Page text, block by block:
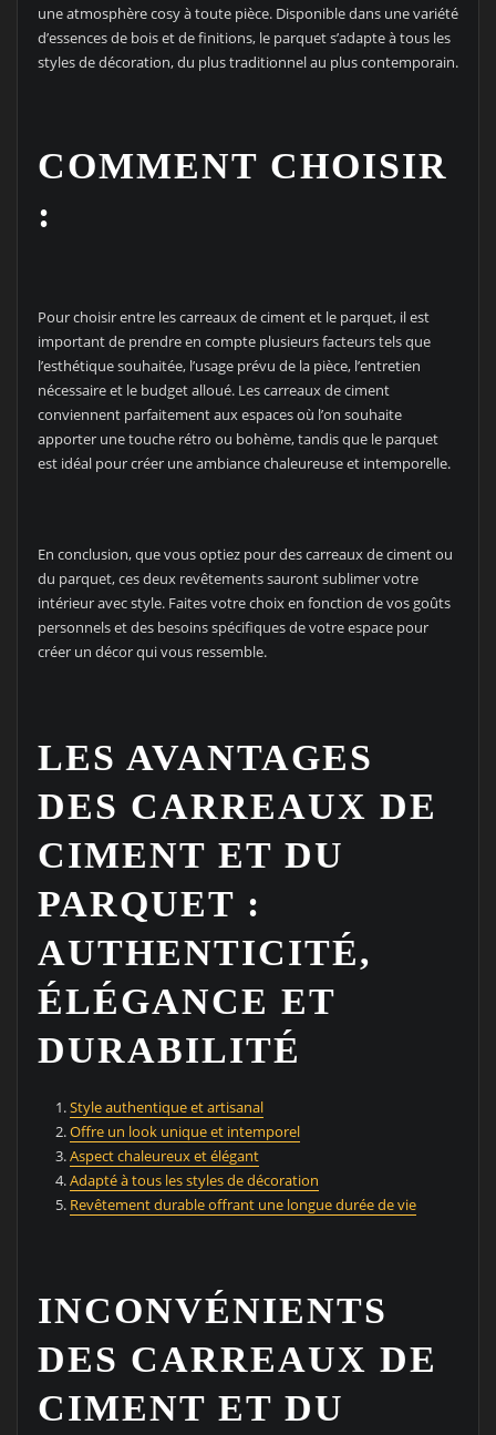
une atmosphère cosy à toute pièce. Disponible dans une variété
d’essences de bois et de finitions, le parquet s’adapte à tous les
styles de décoration, du plus traditionnel au plus contemporain.
COMMENT CHOISIR
:
Pour choisir entre les carreaux de ciment et le parquet, il est
important de prendre en compte plusieurs facteurs tels que
l’esthétique souhaitée, l’usage prévu de la pièce, l’entretien
nécessaire et le budget alloué. Les carreaux de ciment
conviennent parfaitement aux espaces où l’on souhaite
apporter une touche rétro ou bohème, tandis que le parquet
est idéal pour créer une ambiance chaleureuse et intemporelle.
En conclusion, que vous optiez pour des carreaux de ciment ou
du parquet, ces deux revêtements sauront sublimer votre
intérieur avec style. Faites votre choix en fonction de vos goûts
personnels et des besoins spécifiques de votre espace pour
créer un décor qui vous ressemble.
LES AVANTAGES
DES CARREAUX DE
CIMENT ET DU
PARQUET :
AUTHENTICITÉ,
ÉLÉGANCE ET
DURABILITÉ
Style authentique et artisanal
Offre un look unique et intemporel
Aspect chaleureux et élégant
Adapté à tous les styles de décoration
Revêtement durable offrant une longue durée de vie
INCONVÉNIENTS
DES CARREAUX DE
CIMENT ET DU